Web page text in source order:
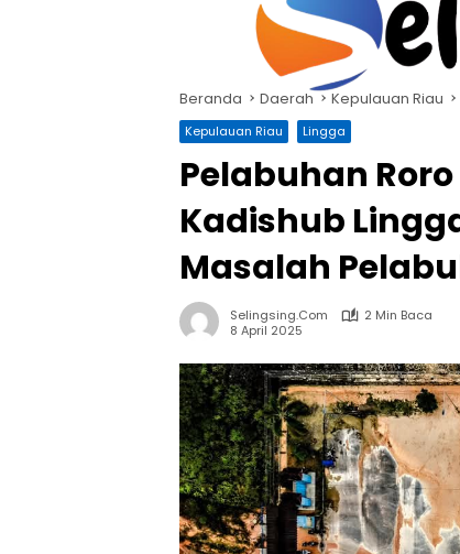
Beranda Daerah Kepulauan Riau
Kepulauan Riau Lingga
Pelabuhan
Kadishub
Masalah
Selingsing.com
2 Min Baca
8 April 2025